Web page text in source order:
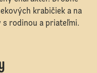
krabičiek a na
rodinou a priateľmi.